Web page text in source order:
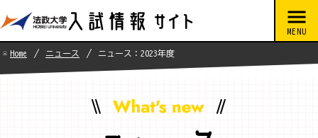
Home ニュース ニュース：2023年度